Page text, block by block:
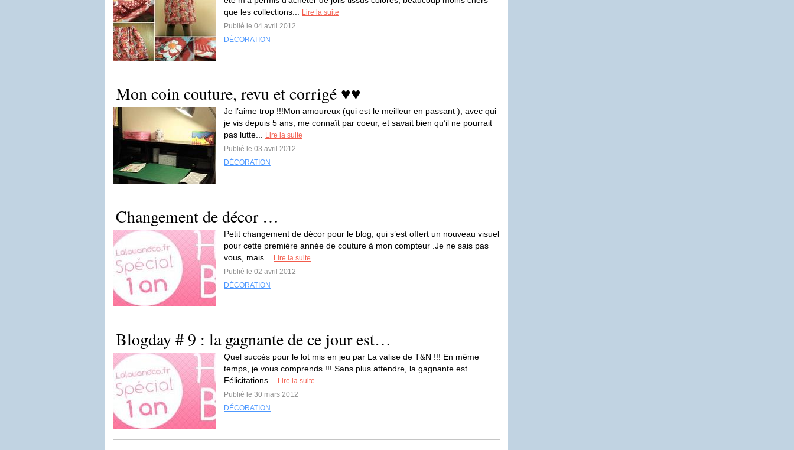
que les collections...
Lire la suite
Publié le 04 avril 2012
DÉCORATION
Mon coin couture, revu et corrigé ♥♥
Je l’aime trop !!!Mon amoureux (qui est le meilleur en passant ), avec qui
je vis depuis 5 ans, me connaît par coeur, et savait bien qu’il ne pourrait
pas lutte...
Lire la suite
Publié le 03 avril 2012
DÉCORATION
Changement de décor …
Petit changement de décor pour le blog, qui s’est offert un nouveau visuel
pour cette première année de couture à mon compteur .Je ne sais pas
vous, mais...
Lire la suite
Publié le 02 avril 2012
DÉCORATION
Blogday # 9 : la gagnante de ce jour est…
Quel succès pour le lot mis en jeu par La valise de T&N !!! En même
temps, je vous comprends !!! Sans plus attendre, la gagnante est …
Félicitations...
Lire la suite
Publié le 30 mars 2012
DÉCORATION